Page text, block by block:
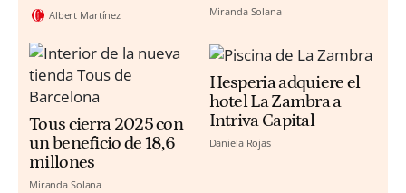
Albert Martínez Miranda Solana
Tous cierra 2025 con
un beneficio de 18,6
millones
Miranda Solana
Hesperia adquiere el
hotel La Zambra a
Intriva Capital
Daniela Rojas